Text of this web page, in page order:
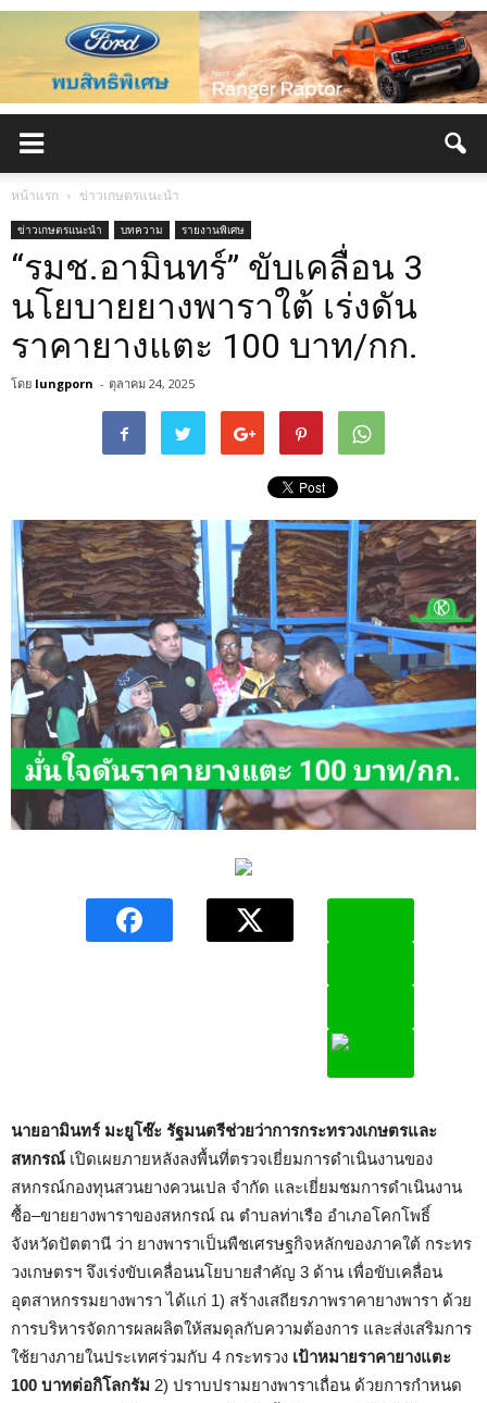
หน้าแรก ข่าวเกษตรแนะนำ
ข่าวเกษตรแนะนำ บทความ รายงานพิเศษ
“รมช.อามินทร์” ขับเคลื่อน 3
นโยบายยางพาราใต้ เร่งดัน
ราคายางแตะ 100 บาท/กก.
โดย lungporn - ตุลาคม 24, 2025
นายอามินทร์ มะยูโซ๊ะ รัฐมนตรีช่วยว่าการกระทรวงเกษตรและ
สหกรณ์ เปิดเผยภายหลังลงพื้นที่ตรวจเยี่ยมการดำเนินงานของ
สหกรณ์กองทุนสวนยางควนเปล จำกัด และเยี่ยมชมการดำเนินงาน
ซื้อ–ขายยางพาราของสหกรณ์ ณ ตำบลท่าเรือ อำเภอโคกโพธิ์
จังหวัดปัตตานี ว่า ยางพาราเป็นพืชเศรษฐกิจหลักของภาคใต้ กระทร
วงเกษตรฯ จึงเร่งขับเคลื่อนนโยบายสำคัญ 3 ด้าน เพื่อขับเคลื่อน
อุตสาหกรรมยางพารา ได้แก่ 1) สร้างเสถียรภาพราคายางพารา ด้วย
การบริหารจัดการผลผลิตให้สมดุลกับความต้องการ และส่งเสริมการ
ใช้ยางภายในประเทศร่วมกับ 4 กระทรวง เป้าหมายราคายางแตะ
100 บาทต่อกิโลกรัม 2) ปราบปรามยางพาราเถื่อน ด้วยการกำหนด